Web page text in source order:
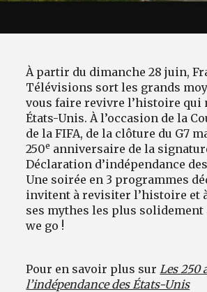
À partir du dimanche 28 juin,
Télévisions sort les grands
vous faire revivre l’histoire qui
États-Unis. À l’occasion de la
de la FIFA, de la clôture du G7
250e anniversaire de la
Déclaration d’indépendance
Une soirée en 3 programmes
invitent à revisiter l’histoire et
ses mythes les plus solidement
we go !
Pour en savoir plus sur Les 250
l’indépendance des États-Unis